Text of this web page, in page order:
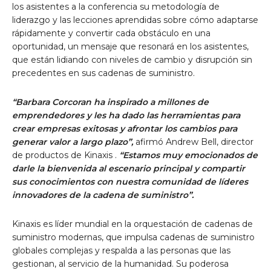
los asistentes a la conferencia su metodología de
liderazgo y las lecciones aprendidas sobre cómo adaptarse
rápidamente y convertir cada obstáculo en una
oportunidad, un mensaje que resonará en los asistentes,
que están lidiando con niveles de cambio y disrupción sin
precedentes en sus cadenas de suministro.
“Barbara Corcoran ha inspirado a millones de
emprendedores y les ha dado las herramientas para
crear empresas exitosas y afrontar los cambios para
generar valor a largo plazo”, afirmó Andrew Bell, director
de productos de Kinaxis . “Estamos muy emocionados de
darle la bienvenida al escenario principal y compartir
sus conocimientos con nuestra comunidad de líderes
innovadores de la cadena de suministro”.
Kinaxis es líder mundial en la orquestación de cadenas de
suministro modernas, que impulsa cadenas de suministro
globales complejas y respalda a las personas que las
gestionan, al servicio de la humanidad. Su poderosa